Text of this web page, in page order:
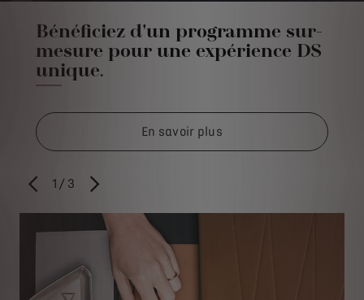
Bénéficiez d'un programme sur-
mesure pour une expérience DS
unique.
En savoir plus
PRÉCÉDENT
1 / 3 SUIVANT